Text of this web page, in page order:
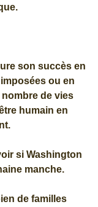
son succès en
ou en
de vies
humain en
si Washington
manche.
de familles